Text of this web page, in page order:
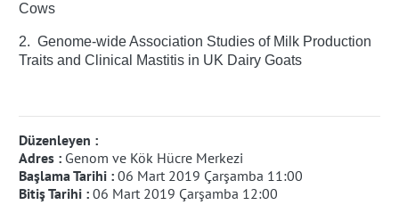
Cows
2. Genome-wide Association Studies of Milk Production
Traits and Clinical Mastitis in UK Dairy Goats
Düzenleyen :
Adres : Genom ve Kök Hücre Merkezi
Başlama Tarihi : 06 Mart 2019 Çarşamba 11:00
Bitiş Tarihi : 06 Mart 2019 Çarşamba 12:00